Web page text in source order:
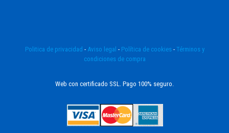
Politica de privacidad - Aviso legal - Política de cookies - Términos y
condiciones de compra
Web con certificado SSL. Pago 100% seguro.